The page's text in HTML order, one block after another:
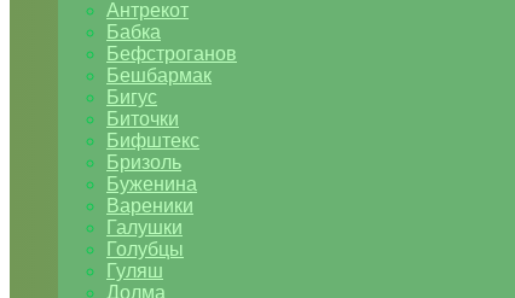
Антрекот
Бабка
Бефстроганов
Бешбармак
Бигус
Биточки
Бифштекс
Бризоль
Буженина
Вареники
Галушки
Голубцы
Гуляш
Долма